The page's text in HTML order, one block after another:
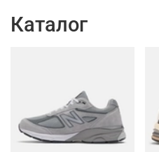
Каталог